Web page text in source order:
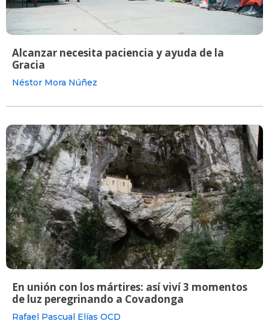
Alcanzar necesita paciencia y ayuda de la
Gracia
Néstor Mora Núñez
En unión con los mártires: así viví 3 momentos
de luz peregrinando a Covadonga
Rafael Pascual Elías OCD